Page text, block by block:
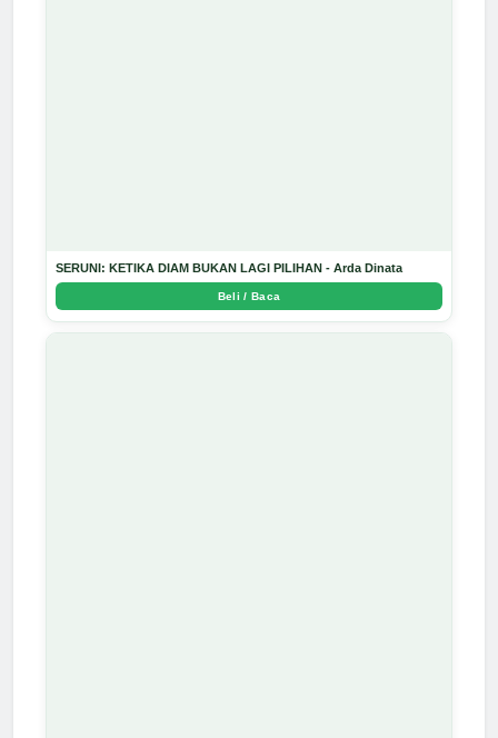
SERUNI: KETIKA DIAM BUKAN LAGI PILIHAN - Arda Dinata
Beli / Baca